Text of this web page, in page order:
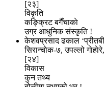
[२३]
विकृति
कङ्क्रिट बगैँचाकाे
उग्र आधुनिक संस्कृति !
केशवप्रसाद ढकाल
सिरान्चाेक-७, उपल्लो
[२४]
विकास
कुन तथ्य